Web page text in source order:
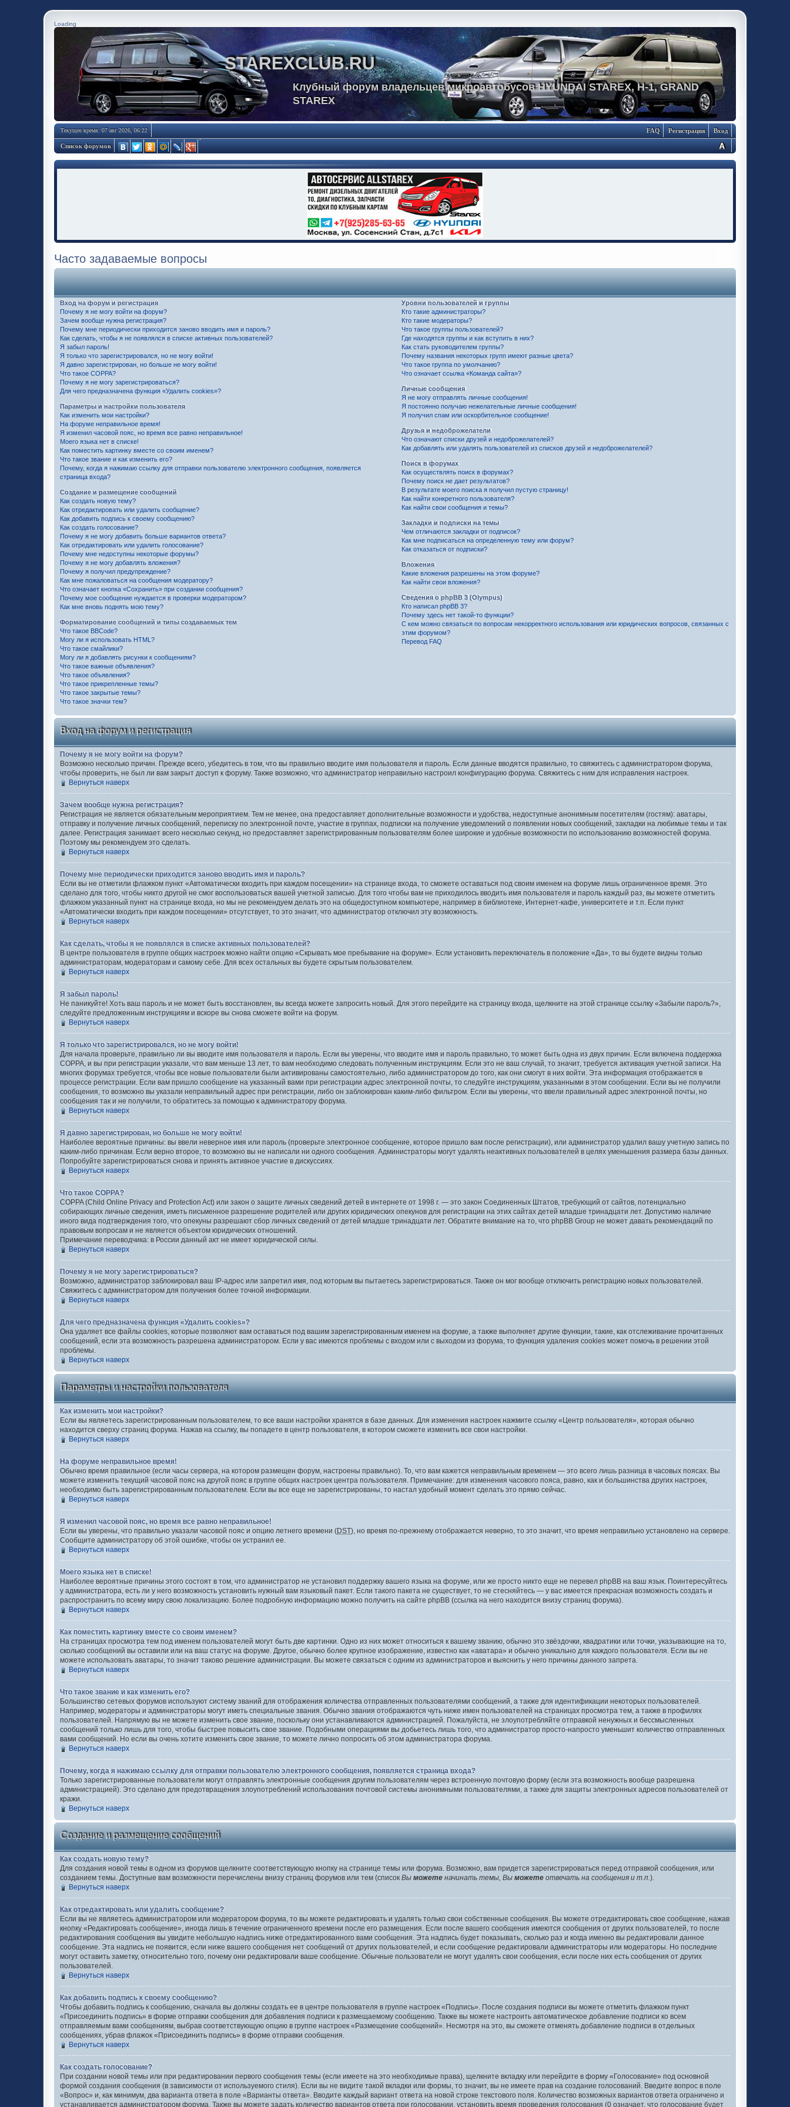
Loading
STAREXCLUB.RU
Клубный форум владельцев микроавтобусов HYUNDAI STAREX, H-1, GRAND
STAREX
Текущее время: 07 авг 2026, 06:22 Вход
Регистрация
FAQ
Список форумов
Часто задаваемые вопросы
Вход на форум и регистрация
Почему я не могу войти на форум?
Зачем вообще нужна регистрация?
Почему мне периодически приходится заново вводить имя и пароль?
Как сделать, чтобы я не появлялся в списке активных пользователей?
Я забыл пароль!
Я только что зарегистрировался, но не могу войти!
Я давно зарегистрирован, но больше не могу войти!
Что такое COPPA?
Почему я не могу зарегистрироваться?
Для чего предназначена функция «Удалить cookies»?
Параметры и настройки пользователя
Как изменить мои настройки?
На форуме неправильное время!
Я изменил часовой пояс, но время все равно неправильное!
Моего языка нет в списке!
Как поместить картинку вместе со своим именем?
Что такое звание и как изменить его?
Почему, когда я нажимаю ссылку для отправки пользователю электронного сообщения, появляется
страница входа?
Создание и размещение сообщений
Как создать новую тему?
Как отредактировать или удалить сообщение?
Как добавить подпись к своему сообщению?
Как создать голосование?
Почему я не могу добавить больше вариантов ответа?
Как отредактировать или удалить голосование?
Почему мне недоступны некоторые форумы?
Почему я не могу добавлять вложения?
Почему я получил предупреждение?
Как мне пожаловаться на сообщения модератору?
Что означает кнопка «Сохранить» при создании сообщения?
Почему мое сообщение нуждается в проверки модератором?
Как мне вновь поднять мою тему?
Форматирование сообщений и типы создаваемых тем
Что такое BBCode?
Могу ли я использовать HTML?
Что такое смайлики?
Могу ли я добавлять рисунки к сообщениям?
Что такое важные объявления?
Что такое объявления?
Что такое прикрепленные темы?
Что такое закрытые темы?
Что такое значки тем?
Уровни пользователей и группы
Кто такие администраторы?
Кто такие модераторы?
Что такое группы пользователей?
Где находятся группы и как вступить в них?
Как стать руководителем группы?
Почему названия некоторых групп имеют разные цвета?
Что такое группа по умолчанию?
Что означает ссылка «Команда сайта»?
Личные сообщения
Я не могу отправлять личные сообщения!
Я постоянно получаю нежелательные личные сообщения!
Я получил спам или оскорбительное сообщение!
Друзья и недоброжелатели
Что означают списки друзей и недоброжелателей?
Как добавлять или удалять пользователей из списков друзей и недоброжелателей?
Поиск в форумах
Как осуществлять поиск в форумах?
Почему поиск не дает результатов?
В результате моего поиска я получил пустую страницу!
Как найти конкретного пользователя?
Как найти свои сообщения и темы?
Закладки и подписки на темы
Чем отличаются закладки от подписок?
Как мне подписаться на определенную тему или форум?
Как отказаться от подписки?
Вложения
Какие вложения разрешены на этом форуме?
Как найти свои вложения?
Сведения о phpBB 3 (Olympus)
Кто написал phpBB 3?
Почему здесь нет такой-то функции?
С кем можно связаться по вопросам некорректного использования или юридических вопросов, связанных с
этим форумом?
Перевод FAQ
Вход на форум и регистрация
Почему я не могу войти на форум?
Возможно несколько причин. Прежде всего, убедитесь в том, что вы правильно вводите имя пользователя и пароль. Если данные вводятся правильно, то свяжитесь с администратором форума,
чтобы проверить, не был ли вам закрыт доступ к форуму. Также возможно, что администратор неправильно настроил конфигурацию форума. Свяжитесь с ним для исправления настроек.
Вернуться наверх
Зачем вообще нужна регистрация?
Регистрация не является обязательным мероприятием. Тем не менее, она предоставляет дополнительные возможности и удобства, недоступные анонимным посетителям (гостям): аватары,
отправку и получение личных сообщений, переписку по электронной почте, участие в группах, подписки на получение уведомлений о появлении новых сообщений, закладки на любимые темы и так
далее. Регистрация занимает всего несколько секунд, но предоставляет зарегистрированным пользователям более широкие и удобные возможности по использованию возможностей форума.
Поэтому мы рекомендуем это сделать.
Вернуться наверх
Почему мне периодически приходится заново вводить имя и пароль?
Если вы не отметили флажком пункт «Автоматически входить при каждом посещении» на странице входа, то сможете оставаться под своим именем на форуме лишь ограниченное время. Это
сделано для того, чтобы никто другой не смог воспользоваться вашей учетной записью. Для того чтобы вам не приходилось вводить имя пользователя и пароль каждый раз, вы можете отметить
флажком указанный пункт на странице входа, но мы не рекомендуем делать это на общедоступном компьютере, например в библиотеке, Интернет-кафе, университете и т.п. Если пункт
«Автоматически входить при каждом посещении» отсутствует, то это значит, что администратор отключил эту возможность.
Вернуться наверх
Как сделать, чтобы я не появлялся в списке активных пользователей?
В центре пользователя в группе общих настроек можно найти опцию «Скрывать мое пребывание на форуме». Если установить переключатель в положение «Да», то вы будете видны только
администраторам, модераторам и самому себе. Для всех остальных вы будете скрытым пользователем.
Вернуться наверх
Я забыл пароль!
Не паникуйте! Хоть ваш пароль и не может быть восстановлен, вы всегда можете запросить новый. Для этого перейдите на страницу входа, щелкните на этой странице ссылку «Забыли пароль?»,
следуйте предложенным инструкциям и вскоре вы снова сможете войти на форум.
Вернуться наверх
Я только что зарегистрировался, но не могу войти!
Для начала проверьте, правильно ли вы вводите имя пользователя и пароль. Если вы уверены, что вводите имя и пароль правильно, то может быть одна из двух причин. Если включена поддержка
COPPA, и вы при регистрации указали, что вам меньше 13 лет, то вам необходимо следовать полученным инструкциям. Если это не ваш случай, то значит, требуется активация учетной записи. На
многих форумах требуется, чтобы все новые пользователи были активированы самостоятельно, либо администратором до того, как они смогут в них войти. Эта информация отображается в
процессе регистрации. Если вам пришло сообщение на указанный вами при регистрации адрес электронной почты, то следуйте инструкциям, указанными в этом сообщении. Если вы не получили
сообщения, то возможно вы указали неправильный адрес при регистрации, либо он заблокирован каким-либо фильтром. Если вы уверены, что ввели правильный адрес электронной почты, но
сообщения так и не получили, то обратитесь за помощью к администратору форума.
Вернуться наверх
Я давно зарегистрирован, но больше не могу войти!
Наиболее вероятные причины: вы ввели неверное имя или пароль (проверьте электронное сообщение, которое пришло вам после регистрации), или администратор удалил вашу учетную запись по
каким-либо причинам. Если верно второе, то возможно вы не написали ни одного сообщения. Администраторы могут удалять неактивных пользователей в целях уменьшения размера базы данных.
Попробуйте зарегистрироваться снова и принять активное участие в дискуссиях.
Вернуться наверх
Что такое COPPA?
COPPA (Child Online Privacy and Protection Act) или закон о защите личных сведений детей в интернете от 1998 г. — это закон Соединенных Штатов, требующий от сайтов, потенциально
собирающих личные сведения, иметь письменное разрешение родителей или других юридических опекунов для регистрации на этих сайтах детей младше тринадцати лет. Допустимо наличие
иного вида подтверждения того, что опекуны разрешают сбор личных сведений от детей младше тринадцати лет. Обратите внимание на то, что phpBB Group не может давать рекомендаций по
правовым вопросам и не является объектом юридических отношений.
Примечание переводчика: в России данный акт не имеет юридической силы.
Вернуться наверх
Почему я не могу зарегистрироваться?
Возможно, администратор заблокировал ваш IP-адрес или запретил имя, под которым вы пытаетесь зарегистрироваться. Также он мог вообще отключить регистрацию новых пользователей.
Свяжитесь с администратором для получения более точной информации.
Вернуться наверх
Для чего предназначена функция «Удалить cookies»?
Она удаляет все файлы cookies, которые позволяют вам оставаться под вашим зарегистрированным именем на форуме, а также выполняет другие функции, такие, как отслеживание прочитанных
сообщений, если эта возможность разрешена администратором. Если у вас имеются проблемы с входом или с выходом из форума, то функция удаления cookies может помочь в решении этой
проблемы.
Вернуться наверх
Параметры и настройки пользователя
Как изменить мои настройки?
Если вы являетесь зарегистрированным пользователем, то все ваши настройки хранятся в базе данных. Для изменения настроек нажмите ссылку «Центр пользователя», которая обычно
находится сверху страниц форума. Нажав на ссылку, вы попадете в центр пользователя, в котором сможете изменить все свои настройки.
Вернуться наверх
На форуме неправильное время!
Обычно время правильное (если часы сервера, на котором размещен форум, настроены правильно). То, что вам кажется неправильным временем — это всего лишь разница в часовых поясах. Вы
можете изменить текущий часовой пояс на другой пояс в группе общих настроек центра пользователя. Примечание: для изменения часового пояса, равно, как и большинства других настроек,
необходимо быть зарегистрированным пользователем. Если вы все еще не зарегистрированы, то настал удобный момент сделать это прямо сейчас.
Вернуться наверх
Я изменил часовой пояс, но время все равно неправильное!
Если вы уверены, что правильно указали часовой пояс и опцию летнего времени (DST), но время по-прежнему отображается неверно, то это значит, что время неправильно установлено на сервере.
Сообщите администратору об этой ошибке, чтобы он устранил ее.
Вернуться наверх
Моего языка нет в списке!
Наиболее вероятные причины этого состоят в том, что администратор не установил поддержку вашего языка на форуме, или же просто никто еще не перевел phpBB на ваш язык. Поинтересуйтесь
у администратора, есть ли у него возможность установить нужный вам языковый пакет. Если такого пакета не существует, то не стесняйтесь — у вас имеется прекрасная возможность создать и
распространить по всему миру свою локализацию. Более подробную информацию можно получить на сайте phpBB (ссылка на него находится внизу страниц форума).
Вернуться наверх
Как поместить картинку вместе со своим именем?
На страницах просмотра тем под именем пользователей могут быть две картинки. Одно из них может относиться к вашему званию, обычно это звёздочки, квадратики или точки, указывающие на то,
сколько сообщений вы оставили или на ваш статус на форуме. Другое, обычно более крупное изображение, известно как «аватара» и обычно уникально для каждого пользователя. Если вы не
можете использовать аватары, то значит таково решение администрации. Вы можете связаться с одним из администраторов и выяснить у него причины данного запрета.
Вернуться наверх
Что такое звание и как изменить его?
Большинство сетевых форумов используют систему званий для отображения количества отправленных пользователями сообщений, а также для идентификации некоторых пользователей.
Например, модераторы и администраторы могут иметь специальные звания. Обычно звания отображаются чуть ниже имен пользователей на страницах просмотра тем, а также в профилях
пользователей. Напрямую вы не можете изменить свое звание, поскольку они устанавливаются администрацией. Пожалуйста, не злоупотребляйте отправкой ненужных и бессмысленных
сообщений только лишь для того, чтобы быстрее повысить свое звание. Подобными операциями вы добьетесь лишь того, что администратор просто-напросто уменьшит количество отправленных
вами сообщений. Но если вы очень хотите изменить свое звание, то можете лично попросить об этом администратора форума.
Вернуться наверх
Почему, когда я нажимаю ссылку для отправки пользователю электронного сообщения, появляется страница входа?
Только зарегистрированные пользователи могут отправлять электронные сообщения другим пользователям через встроенную почтовую форму (если эта возможность вообще разрешена
администрацией). Это сделано для предотвращения злоупотреблений использования почтовой системы анонимными пользователями, а также для защиты электронных адресов пользователей от
кражи.
Вернуться наверх
Создание и размещение сообщений
Как создать новую тему?
Для создания новой темы в одном из форумов щелкните соответствующую кнопку на странице темы или форума. Возможно, вам придется зарегистрироваться перед отправкой сообщения, или
созданием темы. Доступные вам возможности перечислены внизу страниц форумов или тем (список Вы можете начинать темы, Вы можете отвечать на сообщения и т.п. ).
Вернуться наверх
Как отредактировать или удалить сообщение?
Если вы не являетесь администратором или модератором форума, то вы можете редактировать и удалять только свои собственные сообщения. Вы можете отредактировать свое сообщение, нажав
кнопку «Редактировать сообщение», иногда лишь в течение ограниченного времени после его размещения. Если после вашего сообщения имеются сообщения от других пользователей, то после
редактирования сообщения вы увидите небольшую надпись ниже отредактированного вами сообщения. Эта надпись будет показывать, сколько раз и когда именно вы редактировали данное
сообщение. Эта надпись не появится, если ниже вашего сообщения нет сообщений от других пользователей, и если сообщение редактировали администраторы или модераторы. Но последние
могут оставить заметку, относительно того, почему они редактировали ваше сообщение. Обычные пользователи не могут удалять свои сообщения, если после них есть сообщения от других
пользователей.
Вернуться наверх
Как добавить подпись к своему сообщению?
Чтобы добавить подпись к сообщению, сначала вы должны создать ее в центре пользователя в группе настроек «Подпись». После создания подписи вы можете отметить флажком пункт
«Присоединить подпись» в форме отправки сообщения для добавления подписи к размещаемому сообщению. Также вы можете настроить автоматическое добавление подписи ко всем
отправляемым вами сообщениям, выбрав соответствующую опцию в группе настроек «Размещение сообщений». Несмотря на это, вы сможете отменять добавление подписи в отдельных
сообщениях, убрав флажок «Присоединить подпись» в форме отправки сообщения.
Вернуться наверх
Как создать голосование?
При создании новой темы или при редактировании первого сообщения темы (если имеете на это необходимые права), щелкните вкладку или перейдите в форму «Голосование» под основной
формой создания сообщения (в зависимости от используемого стиля). Если вы не видите такой вкладки или формы, то значит, вы не имеете прав на создание голосований. Введите вопрос в поле
«Вопрос» и, как минимум, два варианта ответа в поле «Варианты ответа». Вводите каждый вариант ответа на новой строке текстового поля. Количество возможных вариантов ответа ограничено и
устанавливается администратором форума. Также вы можете задать количество вариантов ответа при голосовании, установить время проведения голосования (0 означает, что голосование будет